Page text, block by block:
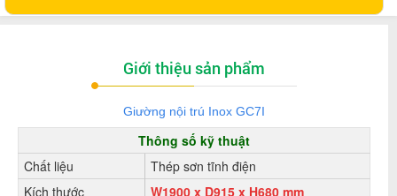
Giới thiệu sản phẩm
Giường nội trú Inox GC7I
Thông số kỹ thuật
Chất liệu
Thép sơn tĩnh điện
Kích thước
W1900 x D915 x H680 mm